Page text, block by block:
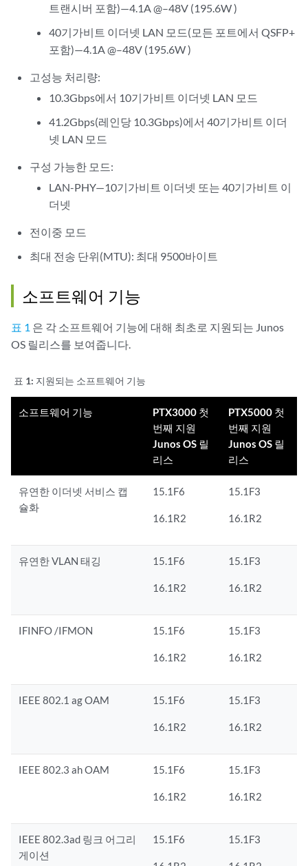
트랜시버 포함)—4.1A @–48V (195.6W )
40기가비트 이더넷 LAN 모드(모든 포트에서 QSFP+
포함)—4.1A @–48V (195.6W )
고성능 처리량:
10.3Gbps에서 10기가비트 이더넷 LAN 모드
41.2Gbps(레인당 10.3Gbps)에서 40기가비트 이더
넷 LAN 모드
구성 가능한 모드:
LAN-PHY—10기가비트 이더넷 또는 40기가비트 이
더넷
전이중 모드
최대 전송 단위(MTU): 최대 9500바이트
소프트웨어 기능
표 1 은 각 소프트웨어 기능에 대해 최초로 지원되는 Junos
OS 릴리스를 보여줍니다.
표 1: 지원되는 소프트웨어 기능
소프트웨어 기능
PTX3000 첫
번째 지원
Junos OS 릴
리스
PTX5000 첫
번째 지원
Junos OS 릴
리스
유연한 이더넷 서비스 캡
슐화
15.1F6
16.1R2
15.1F3
16.1R2
유연한 VLAN 태깅 15.1F6
16.1R2
15.1F3
16.1R2
IFINFO /IFMON 15.1F6
16.1R2
15.1F3
16.1R2
IEEE 802.1 ag OAM 15.1F6
16.1R2
15.1F3
16.1R2
IEEE 802.3 ah OAM 15.1F6
16.1R2
15.1F3
16.1R2
IEEE 802.3ad 링크 어그리
게이션
15.1F6 15.1F3